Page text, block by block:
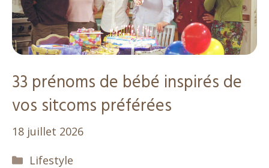
33 prénoms de bébé inspirés de
vos sitcoms préférées
18 juillet 2026
Catégories
Lifestyle